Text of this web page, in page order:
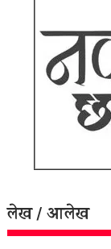
लेख / आलेख